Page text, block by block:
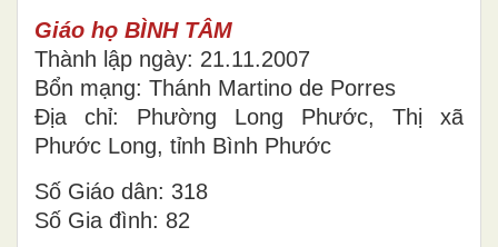
Giáo họ BÌNH TÂM
Thành lập ngày: 21.11.2007
Bổn mạng: Thánh Martino de Porres
Địa chỉ: Phường Long Phước, Thị xã
Phước Long, tỉnh Bình Phước
Số Giáo dân: 318
Số Gia đình: 82